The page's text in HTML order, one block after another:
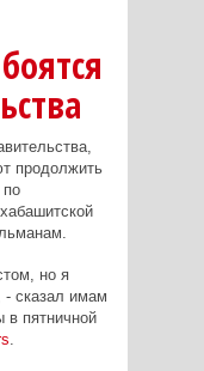
продолжить
по
но я
сказал имам
в пятничной
.